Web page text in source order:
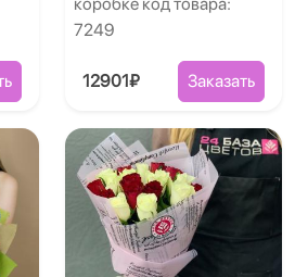
7249
12901₽ Заказать